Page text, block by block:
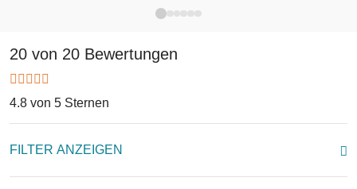
20 von 20 Bewertungen
4.8 von 5 Sternen
FILTER ANZEIGEN